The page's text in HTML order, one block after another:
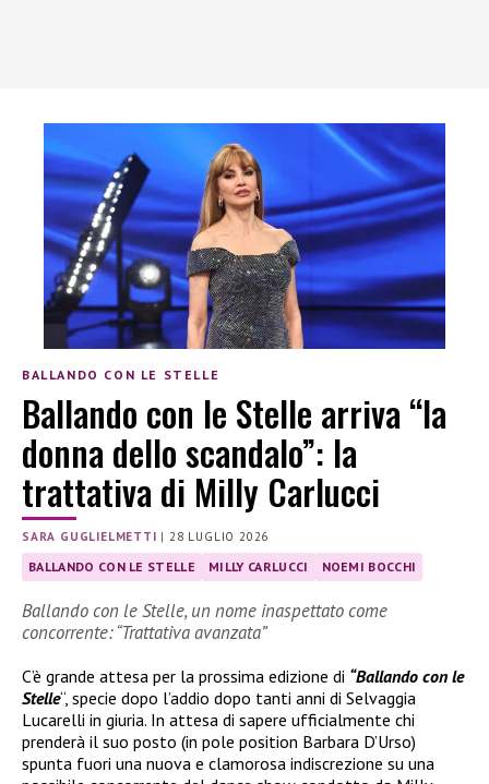
BALLANDO CON LE STELLE
Ballando con le Stelle arriva “la
donna dello scandalo”: la
trattativa di Milly Carlucci
SARA GUGLIELMETTI |28 LUGLIO 2026
BALLANDO CON LE STELLE MILLY CARLUCCI NOEMI BOCCHI
Ballando con le Stelle, un nome inaspettato come
concorrente: “Trattativa avanzata”
C’è grande attesa per la prossima edizione di “Ballando con le
Stelle“, specie dopo l’addio dopo tanti anni di Selvaggia
Lucarelli in giuria. In attesa di sapere ufficialmente chi
prenderà il suo posto (in pole position Barbara D’Urso)
spunta fuori una nuova e clamorosa indiscrezione su una